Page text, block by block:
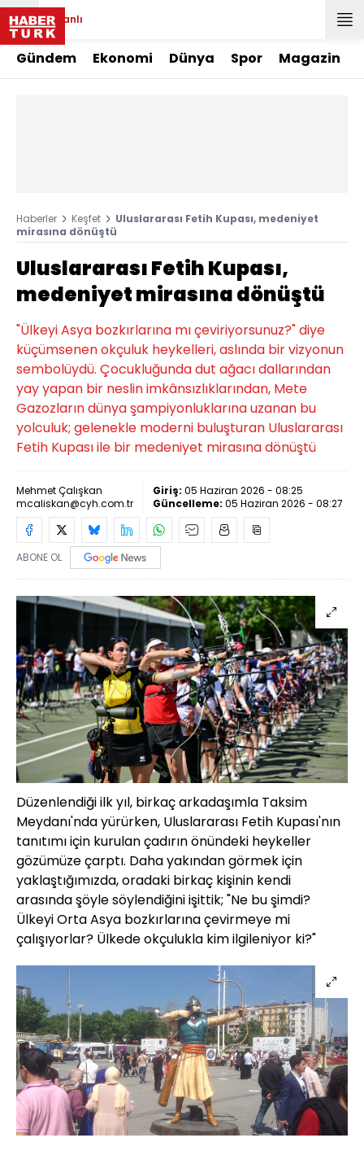
Canlı
Gündem Ekonomi Dünya Spor Magazin
Haberler Keşfet
Uluslararası Fetih Kupası, medeniyet
mirasına dönüştü
Uluslararası Fetih Kupası,
medeniyet mirasına dönüştü
"Ülkeyi Asya bozkırlarına mı çeviriyorsunuz?" diye
küçümsenen okçuluk heykelleri, aslında bir vizyonun
sembolüydü. Çocukluğunda dut ağacı dallarından
yay yapan bir neslin imkânsızlıklarından, Mete
Gazozların dünya şampiyonluklarına uzanan bu
yolculuk; gelenekle moderni buluşturan Uluslararası
Fetih Kupası ile bir medeniyet mirasına dönüştü
Mehmet Çalışkan
mcaliskan@cyh.com.tr
Giriş: 05 Haziran 2026 - 08:25
Güncelleme: 05 Haziran 2026 - 08:27
ABONE OL
Düzenlendiği ilk yıl, birkaç arkadaşımla Taksim
Meydanı'nda yürürken, Uluslararası Fetih Kupası'nın
tanıtımı için kurulan çadırın önündeki heykeller
gözümüze çarptı. Daha yakından görmek için
yaklaştığımızda, oradaki birkaç kişinin kendi
arasında şöyle söylendiğini işittik; "Ne bu şimdi?
Ülkeyi Orta Asya bozkırlarına çevirmeye mi
çalışıyorlar? Ülkede okçulukla kim ilgileniyor ki?"